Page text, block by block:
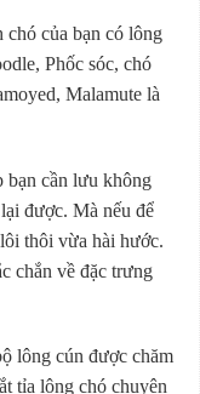
chó của bạn có lông
Phốc sóc, chó
Malamute là
bạn cần lưu không
được. Mà nếu để
thôi vừa hài hước.
chắn về đặc trưng
lông cún được chăm
tỉa lông chó chuyên